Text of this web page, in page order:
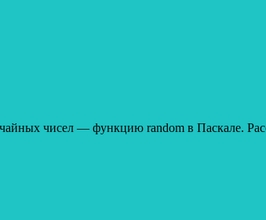
чисел — функцию random в Паскале.